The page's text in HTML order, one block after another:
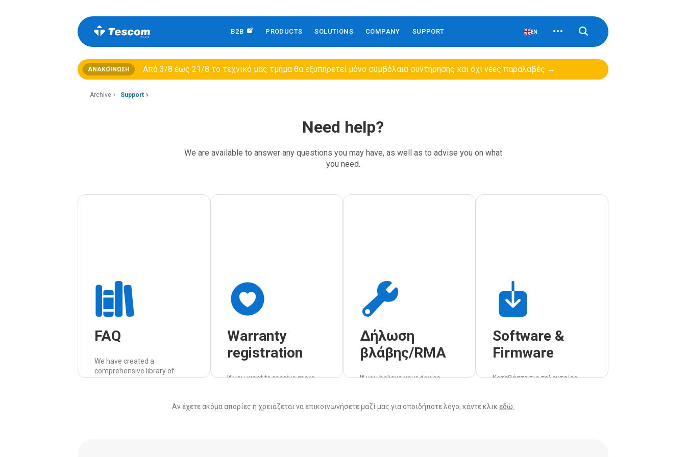
B2B PRODUCTS SOLUTIONS COMPANY SUPPORT EN
ΑΝΑΚΟΊΝΩΣΗ Από 3/8 έως 21/8 τo τεχνικό μας τμήμα θα εξυπηρετεί μόνο συμβόλαια συντήρησης και όχι νέες παραλαβές →
Archive Support
Need help?
We are available to answer any questions you may have, as well as to advise you on what
you need.
FAQ
We have created a
comprehensive library of
frequently asked questions,
Warranty
registration
If you want to receive more
trust our support.
Δήλωση
βλάβης/RMA
If you believe your device
faster service.
Software &
Firmware
Κατεβάστε τις τελευταίες
σας.
Αν έχετε ακόμα απορίες ή χρειάζεται να επικοινωνήσετε μαζί μας για οποιδήποτε λόγο, κάντε κλικ εδώ.